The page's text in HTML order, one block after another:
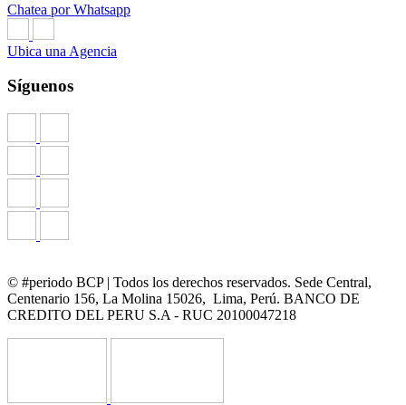
Chatea por Whatsapp
Ubica una Agencia
Síguenos
© #periodo BCP | Todos los derechos reservados. Sede Central,
Centenario 156, La Molina 15026, Lima, Perú. BANCO DE
CREDITO DEL PERU S.A - RUC 20100047218